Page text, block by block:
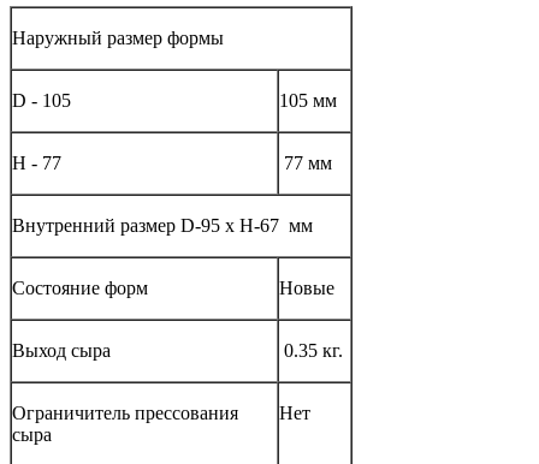
Наружный размер формы
D - 105 105 мм
Н - 77 77 мм
Внутренний размер D-95 х H-67 мм
Состояние форм Новые
Выход сыра 0.35 кг.
Ограничитель прессования
сыра
Нет